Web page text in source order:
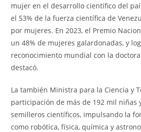
mujer en el desarrollo científico del
el 53% de la fuerza científica de
por mujeres. En 2023, el Premio
un 48% de mujeres galardonadas, y
reconocimiento mundial con la doctora
destacó.
La también Ministra para la Ciencia y
participación de más de 192 mil niñas
semilleros científicos, impulsando la
como robótica, física, química y